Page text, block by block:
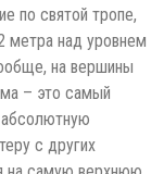
по святой тропе,
метра над уровнем
на вершины
– это самый
с других